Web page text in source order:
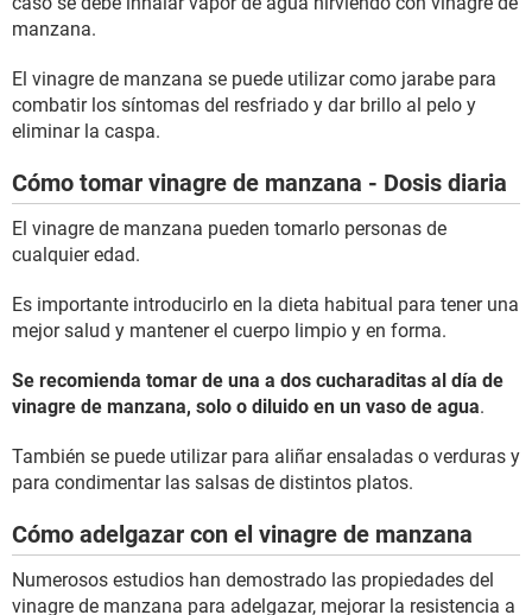
manzana.
El vinagre de manzana se puede utilizar como jarabe para
combatir los síntomas del resfriado y dar brillo al pelo y
eliminar la caspa.
Cómo tomar vinagre de manzana - Dosis diaria
El vinagre de manzana pueden tomarlo personas de
cualquier edad.
Es importante introducirlo en la dieta habitual para tener una
mejor salud y mantener el cuerpo limpio y en forma.
Se recomienda tomar de una a dos cucharaditas al día de
vinagre de manzana, solo o diluido en un vaso de agua.
También se puede utilizar para aliñar ensaladas o verduras y
para condimentar las salsas de distintos platos.
Cómo adelgazar con el vinagre de manzana
Numerosos estudios han demostrado las propiedades del
vinagre de manzana para adelgazar, mejorar la resistencia a